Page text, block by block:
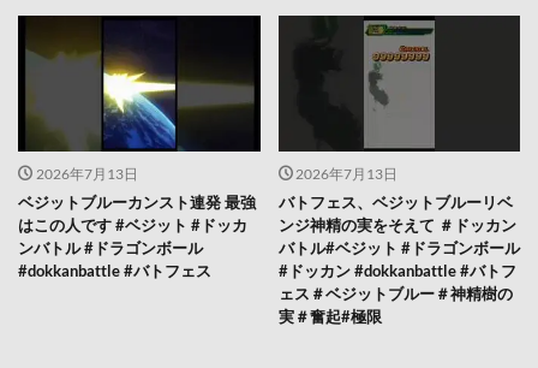
2026年7月13日
ベジットブルーカンスト連発 最強
はこの人です #ベジット #ドッカ
ンバトル #ドラゴンボール
#dokkanbattle #バトフェス
2026年7月13日
バトフェス、ベジットブルーリベ
ンジ神精の実をそえて ＃ドッカン
バトル#ベジット #ドラゴンボール
#ドッカン #dokkanbattle #バトフ
ェス＃ベジットブルー＃神精樹の
実＃奮起#極限